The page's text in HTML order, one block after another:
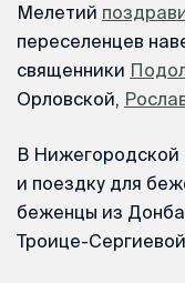
Мелетий
переселенцев
священники
Орловской,
В Нижегородской
и поездку для
беженцы из
Троице-